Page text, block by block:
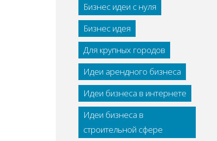
Бизнес идеи с нуля
Бизнес идея
Для крупных городов
Идеи арендного бизнеса
Идеи бизнеса в интернете
Идеи бизнеса в
строительной сфере